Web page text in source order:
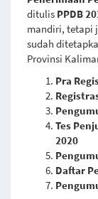
ditulisPPDB
mandiri, tetapi
sudah
Provinsi
Pra
Tes
2020
Daftar